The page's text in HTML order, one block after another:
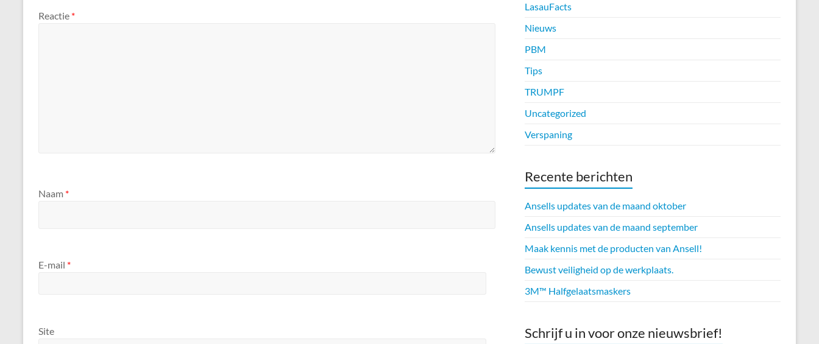
Reactie *
Naam *
E-mail *
Site
LasauFacts
Nieuws
PBM
Tips
TRUMPF
Uncategorized
Verspaning
Recente berichten
Ansells updates van de maand oktober
Ansells updates van de maand september
Maak kennis met de producten van Ansell!
Bewust veiligheid op de werkplaats.
3M™ Halfgelaatsmaskers
Schrijf u in voor onze nieuwsbrief!